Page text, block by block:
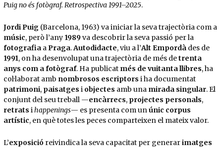
Puig no és fotògraf. Retrospectiva 1991–2025.
Jordi Puig (Barcelona, 1963) va iniciar la seva trajectòria com a
músic, però l’any 1989va descobrir la seva passió per la
fotografia aPraga.Autodidacte, viu a l’Alt Empordà des de
1991, on ha desenvolupat una trajectòria de més detrenta
anys com a fotògraf. Ha publicat més de vuitanta llibres, ha
col·laborat amb nombrosos escriptors i ha documentat
patrimoni, paisatges i objectes amb una mirada singular. El
conjunt del seu treball —encàrrecs, projectes personals,
retrats ihappenings— es presenta com unúnic corpus
artístic, en què totes les peces comparteixen el mateix valor.
L’exposició reivindica la seva capacitat per generarimatges